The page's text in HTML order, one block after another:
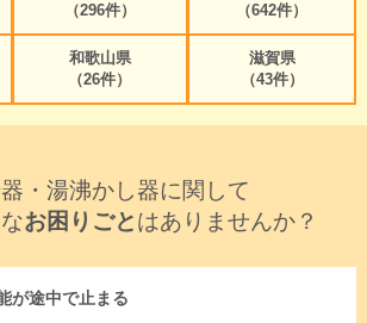
（296件）
（642件）
和歌山県
（26件）
滋賀県
（43件）
・湯沸かし器に関して
お困りごとはありませんか？
が途中で止まる